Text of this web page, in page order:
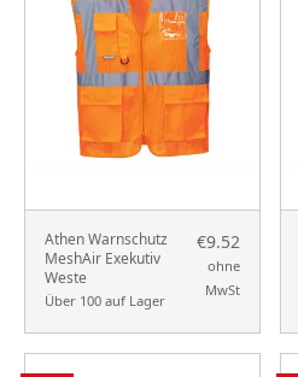
Athen Warnschutz
MeshAir Exekutiv
Weste
Über 100 auf Lager
€9.52
ohne
MwSt